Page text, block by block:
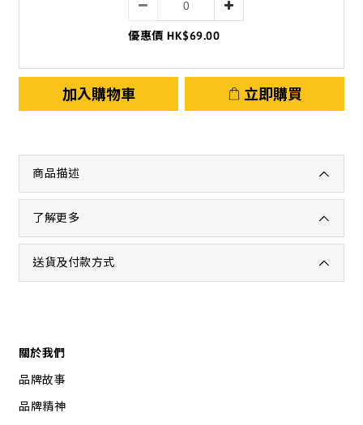
優惠價 HK$69.00
加入購物車 立即購買
商品描述
了解更多
送貨及付款方式
關於我們
品牌故事
品牌精神